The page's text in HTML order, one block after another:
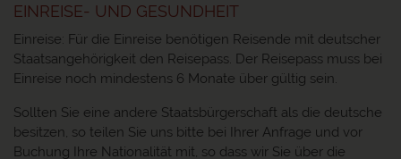
EINREISE- UND GESUNDHEIT
Einreise: Für die Einreise benötigen Reisende mit deutscher
Staatsangehörigkeit den Reisepass. Der Reisepass muss bei
Einreise noch mindestens 6 Monate über gültig sein.
Sollten Sie eine andere Staatsbürgerschaft als die deutsche
besitzen, so teilen Sie uns bitte bei Ihrer Anfrage und vor
Buchung Ihre Nationalität mit, so dass wir Sie über die